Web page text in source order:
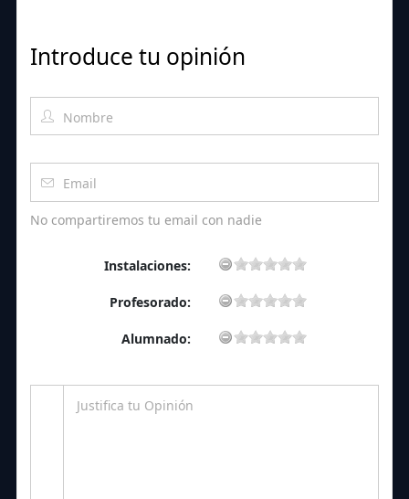
Introduce tu opinión
No compartiremos tu email con nadie
Instalaciones:
Profesorado:
Alumnado: